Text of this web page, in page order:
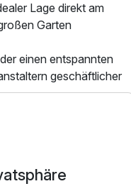
Lage direkt am
Garten
einen entspannten
geschäftlicher
die traditionell
Sat-TV, Telefon und
Familienzimmer mit